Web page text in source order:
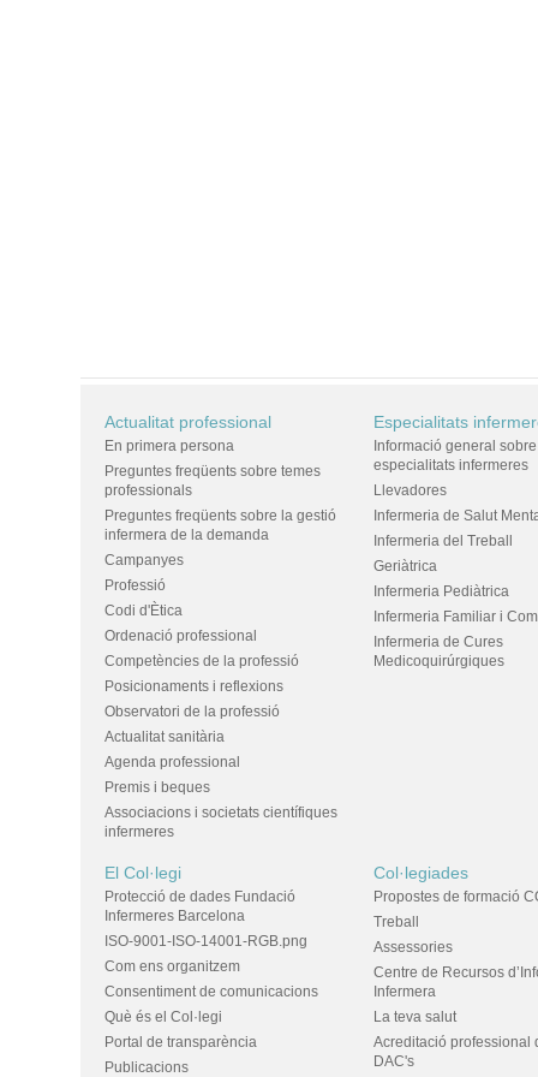
Actualitat professional
En primera persona
Preguntes freqüents sobre temes
professionals
Preguntes freqüents sobre la gestió
infermera de la demanda
Campanyes
Professió
Codi d'Ètica
Ordenació professional
Competències de la professió
Posicionaments i reflexions
Observatori de la professió
Actualitat sanitària
Agenda professional
Premis i beques
Associacions i societats científiques
infermeres
Especialitats
Informació general
especialitats infermeres
Llevadores
Infermeria de Salut
Infermeria del Treball
Geriàtrica
Infermeria Pediàtrica
Infermeria Familiar i
Infermeria de Cures
Medicoquirúrgiques
El Col·legi
Protecció de dades Fundació
Infermeres Barcelona
ISO-9001-ISO-14001-RGB.png
Com ens organitzem
Consentiment de comunicacions
Què és el Col·legi
Portal de transparència
Publicacions
Col·legiades
Propostes de formació
Treball
Assessories
Centre de Recursos
Infermera
La teva salut
Acreditació professional
DAC's